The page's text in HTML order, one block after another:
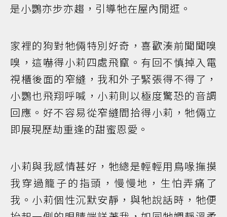
是小鸚亦步亦趨，引導牠在屋內閒逛。
家裡的狗對牠倆特別好奇，喜歡湊前聞聞嗅
嗅，這嚇得小莉四處飛竄。有回不慎掉入電
視櫃後面的窄縫，我和外子緊張得不得了，
小鸚也飛翔呼喊，小莉則以極度驚恐的音調
回應。好不容易從窄縫間拾得小莉，牠倆立
即展現歷劫重逢的甜蜜恩愛。
小莉與我感情甚好，牠總是輕輕用鳥喙撫摸
我穿過籠子的指頭，慢慢地，生怕弄痛了
我。小莉個性沉默安靜，與牠說話時，牠便